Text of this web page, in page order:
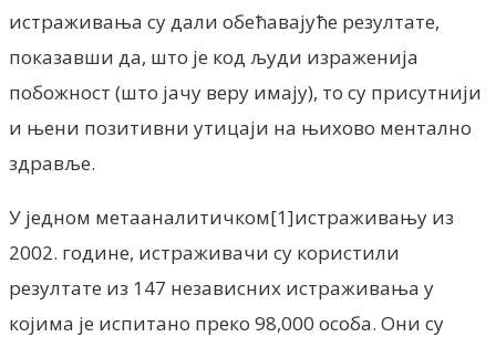
истраживања су дали обећавајуће резултате,
показавши да, што је код људи израженија
побожност (што јачу веру имају), то су присутнији
и њени позитивни утицаји на њихово ментално
здравље.
У једном метааналитичком[1]истраживању из
2002. године, истраживачи су користили
резултате из 147 независних истраживања у
којима је испитано преко 98,000 особа. Они су